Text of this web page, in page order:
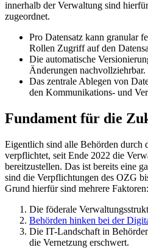
innerhalb der Verwaltung sind
zugeordnet.
Pro Datensatz kann granular
Rollen Zugriff auf den
Die automatische
Änderungen nachvollziehrbar.
Das zentrale Ablegen von
den Kommunikations- und
Fundament für die
Eigentlich sind alle Behörden durch
verpflichtet, seit Ende 2022 die
bereitzustellen. Das ist bereits eine
sind die Verpflichtungen des OZG
Grund hierfür sind mehrere Faktoren:
Die föderale
Behörden hinken bei der
Die IT-Landschaft in
die Vernetzung erschwert.